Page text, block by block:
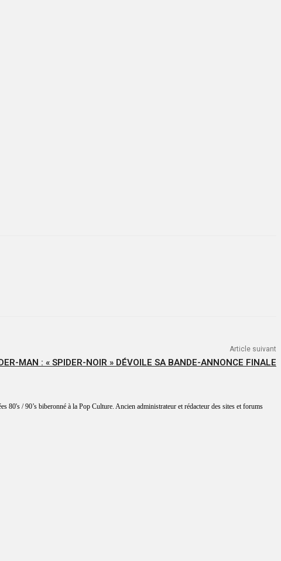
Article suivant
MAN : « SPIDER-NOIR » DÉVOILE SA BANDE-ANNONCE FINALE
80's / 90’s biberonné à la Pop Culture. Ancien administrateur et rédacteur des sites et forums